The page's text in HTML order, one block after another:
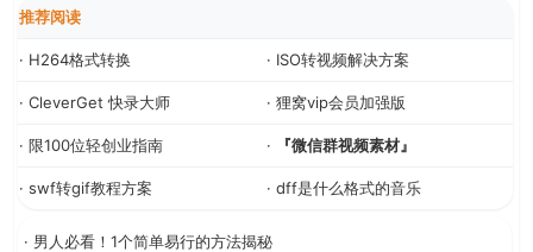
推荐阅读
· H264格式转换 · ISO转视频解决方案
· CleverGet 快录大师 · 狸窝vip会员加强版
· 限100位轻创业指南 · 『微信群视频素材』
· swf转gif教程方案 · dff是什么格式的音乐
· 男人必看！1个简单易行的方法揭秘